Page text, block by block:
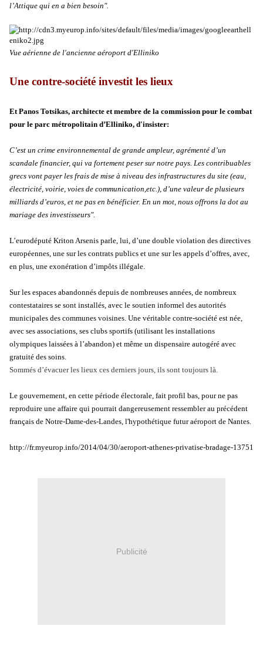
l’Attique qui en a bien besoin".
Vue aérienne de l'ancienne aéroport d'Elliniko
Une contre-société investit les lieux
Et Panos Totsikas, architecte et membre de la commission pour le combat
pour le parc métropolitain d’Elliniko, d'insister:
C’est un crime environnemental de grande ampleur, agrémenté d’un
scandale financier, qui va fortement peser sur notre pays. Les contribuables
grecs vont payer les frais de mise à niveau des infrastructures du site (eau,
électricité, voirie, voies de communication,etc.), d’une valeur de plusieurs
milliards d’euros, et ne pas en bénéficier. En un mot, nous offrons la dot au
mariage des investisseurs".
L’eurodéputé Kriton Arsenis parle, lui, d’une double violation des directives
européennes, une sur les contrats publics et une sur les appels d’offres, avec,
en plus, une exonération d’impôts illégale.
Sur les espaces abandonnés depuis de nombreuses années, de nombreux
contestataires se sont installés, avec le soutien informel des autorités
municipales des communes voisines. Une véritable contre-société est née,
avec ses associations, ses clubs sportifs (utilisant les installations
olympiques laissées à l’abandon) et même un dispensaire autogéré avec
gratuité des soins.
Sommés d’évacuer les lieux ces derniers jours, ils sont toujours là.
Le gouvernement, en cette période électorale, fait profil bas, pour ne pas
reproduire une affaire qui pourrait dangereusement ressembler au précédent
français de Notre-Dame-des-Landes, l'hypothétique futur aéroport de Nantes.
http://fr.myeurop.info/2014/04/30/aeroport-athenes-privatise-bradage-13751
Publicité